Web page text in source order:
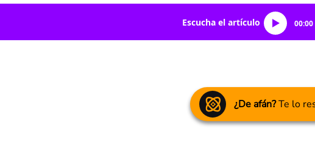
Escucha el artículo 00:00
¿De afán?Te lo